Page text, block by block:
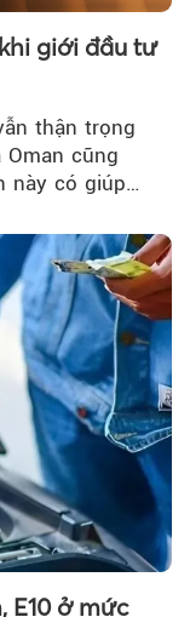
giới đầu tư
thận trọng
cũng
này có giúp
E10 ở mức